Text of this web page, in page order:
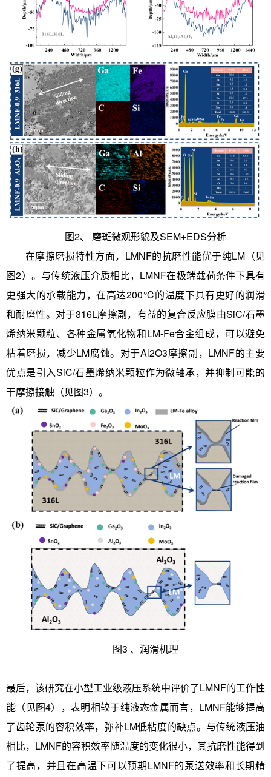
图2、 磨斑微观形貌及SEM+EDS分析
在摩擦磨损特性方面，LMNF的抗磨性能优于纯LM（见
图2）。与传统液压介质相比，LMNF在极端载荷条件下具有
更强大的承载能力，在高达200℃的温度下具有更好的润滑
和耐磨性。对于316L摩擦副，有益的复合反应膜由SiC/石墨
烯纳米颗粒、各种金属氧化物和LM-Fe合金组成，可以避免
粘着磨损，减少LM腐蚀。对于Al2O3摩擦副，LMNF的主要
优点是引入SiC/石墨烯纳米颗粒作为微轴承，并抑制可能的
干摩擦接触（见图3）。
图3 、润滑机理
最后，该研究在小型工业级液压系统中评价了LMNF的工作性
能（见图4），表明相较于纯液态金属而言，LMNF能够提高
了齿轮泵的容积效率，弥补LM低粘度的缺点。与传统液压油
相比，LMNF的容积效率随温度的变化很小，其抗磨性能得到
了提高，并且在高温下可以预期LMNF的泵送效率和长期精